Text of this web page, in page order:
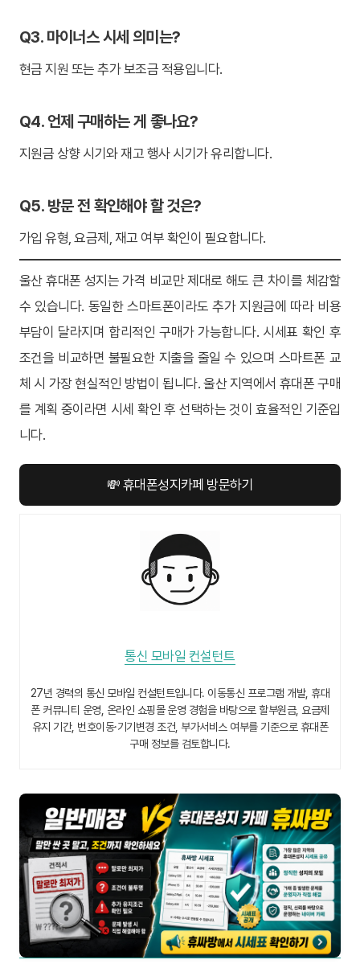
Q3. 마이너스 시세 의미는?
현금 지원 또는 추가 보조금 적용입니다.
Q4. 언제 구매하는 게 좋나요?
지원금 상향 시기와 재고 행사 시기가 유리합니다.
Q5. 방문 전 확인해야 할 것은?
가입 유형, 요금제, 재고 여부 확인이 필요합니다.
울산 휴대폰 성지는 가격 비교만 제대로 해도 큰 차이를 체감할
수 있습니다. 동일한 스마트폰이라도 추가 지원금에 따라 비용
부담이 달라지며 합리적인 구매가 가능합니다. 시세표 확인 후
조건을 비교하면 불필요한 지출을 줄일 수 있으며 스마트폰 교
체 시 가장 현실적인 방법이 됩니다. 울산 지역에서 휴대폰 구매
를 계획 중이라면 시세 확인 후 선택하는 것이 효율적인 기준입
니다.
💸 휴대폰성지카페 방문하기
통신 모바일 컨설턴트
27년 경력의 통신 모바일 컨설턴트입니다. 이동통신 프로그램 개발, 휴대
폰 커뮤니티 운영, 온라인 쇼핑몰 운영 경험을 바탕으로 할부원금, 요금제
유지 기간, 번호이동·기기변경 조건, 부가서비스 여부를 기준으로 휴대폰
구매 정보를 검토합니다.